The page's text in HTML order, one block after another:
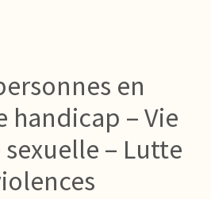
en
handicap – Vie
sexuelle – Lutte